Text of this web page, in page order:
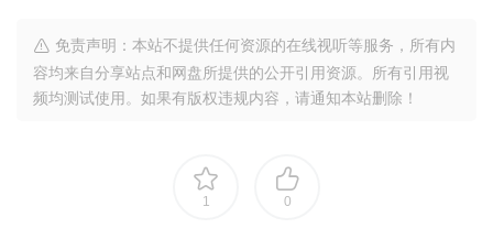
免责声明：本站不提供任何资源的在线视听等服务，所有内
容均来自分享站点和网盘所提供的公开引用资源。所有引用视
频均测试使用。如果有版权违规内容，请通知本站删除！
1 0